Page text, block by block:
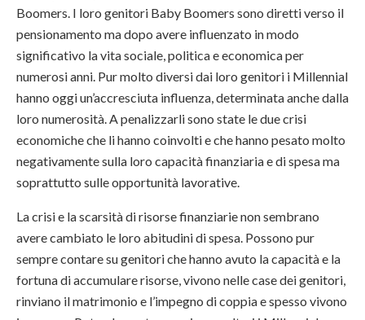
Boomers. I loro genitori Baby Boomers sono diretti verso il
pensionamento ma dopo avere influenzato in modo
significativo la vita sociale, politica e economica per
numerosi anni. Pur molto diversi dai loro genitori i Millennial
hanno oggi un’accresciuta influenza, determinata anche dalla
loro numerosità. A penalizzarli sono state le due crisi
economiche che li hanno coinvolti e che hanno pesato molto
negativamente sulla loro capacità finanziaria e di spesa ma
soprattutto sulle opportunità lavorative.
La crisi e la scarsità di risorse finanziarie non sembrano
avere cambiato le loro abitudini di spesa. Possono pur
sempre contare su genitori che hanno avuto la capacità e la
fortuna di accumulare risorse, vivono nelle case dei genitori,
rinviano il matrimonio e l’impegno di coppia e spesso vivono